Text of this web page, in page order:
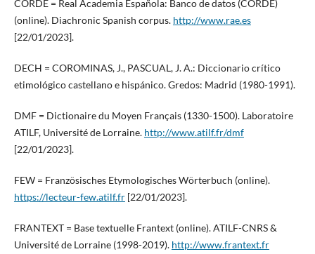
CORDE = Real Academia Española: Banco de datos (CORDE)
(online). Diachronic Spanish corpus. http://www.rae.es
[22/01/2023].
DECH = COROMINAS, J., PASCUAL, J. A.: Diccionario crítico
etimológico castellano e hispánico. Gredos: Madrid (1980-1991).
DMF = Dictionaire du Moyen Français (1330-1500). Laboratoire
ATILF, Université de Lorraine. http://www.atilf.fr/dmf
[22/01/2023].
FEW = Französisches Etymologisches Wörterbuch (online).
https://lecteur-few.atilf.fr[22/01/2023].
FRANTEXT = Base textuelle Frantext (online). ATILF-CNRS &
Université de Lorraine (1998-2019). http://www.frantext.fr